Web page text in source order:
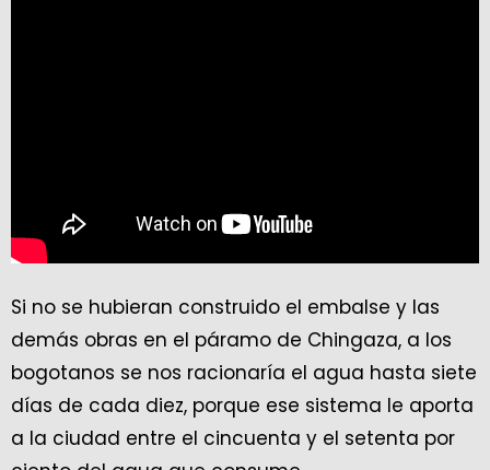
Si no se hubieran construido el embalse y las
demás obras en el páramo de Chingaza, a los
bogotanos se nos racionaría el agua hasta siete
días de cada diez, porque ese sistema le aporta
a la ciudad entre el cincuenta y el setenta por